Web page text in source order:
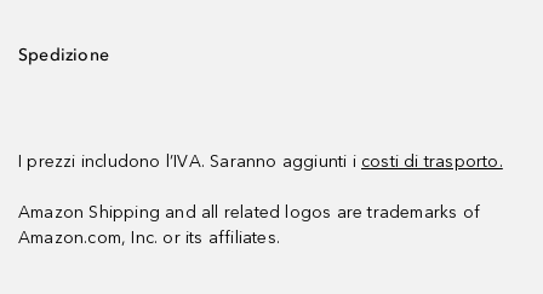
Spedizione
I prezzi includono l’IVA. Saranno aggiunti i costi di trasporto.
Amazon Shipping and all related logos are trademarks of
Amazon.com, Inc. or its affiliates.